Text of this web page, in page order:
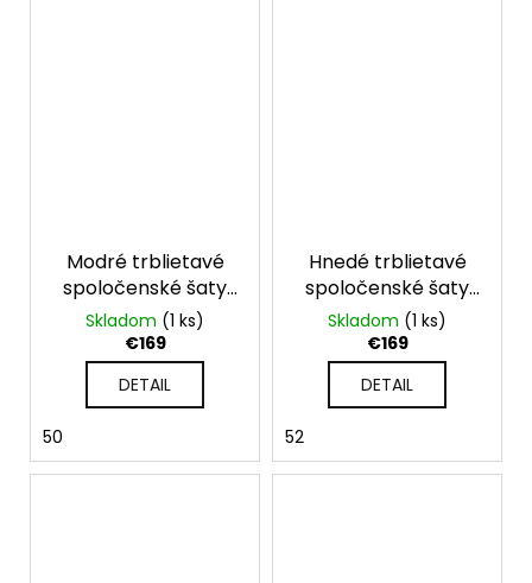
Modré trblietavé
spoločenské šaty
pre moletky Julia
Skladom (1 ks)
€169
DETAIL
50
Hnedé trblietavé
spoločenské šaty
pre moletky Julia
Skladom (1 ks)
€169
DETAIL
52